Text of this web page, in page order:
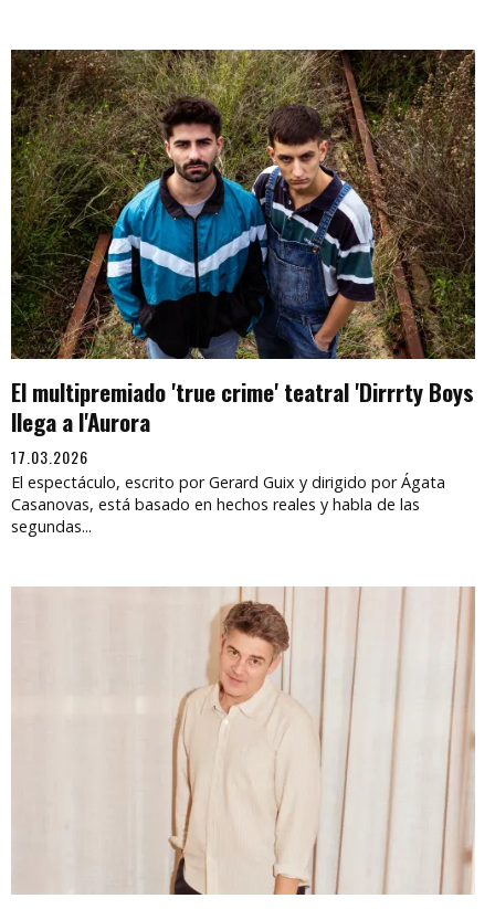
El multipremiado 'true crime' teatral 'Dirrrty Boys
llega a l'Aurora
17.03.2026
El espectáculo, escrito por Gerard Guix y dirigido por Ágata
Casanovas, está basado en hechos reales y habla de las
segundas...